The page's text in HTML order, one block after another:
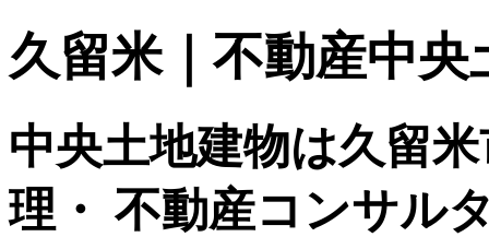
久留米｜不動産中
中央土地建物は久留
理・ 不動産コンサル